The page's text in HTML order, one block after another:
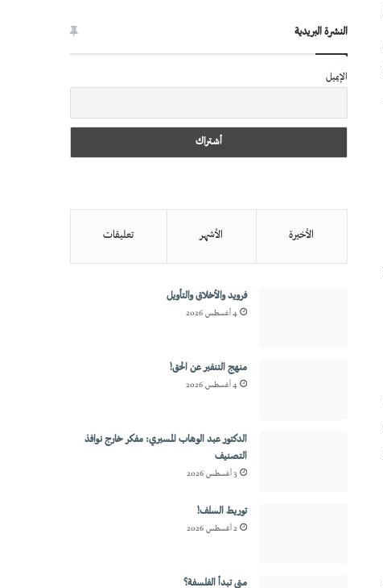
النشرة البريدية
الإيميل
الأخيرة الأشهر تعليقات
فرويد والأخلاق والتأويل
4 أغسطس 2026
منهج التنفير عن الحق!
4 أغسطس 2026
الدكتور عبد الوهاب المسيري: مفكر خارج نوافذ
التصنيف
3 أغسطس 2026
توريط السلف!
2 أغسطس 2026
متى تبدأ الفلسفة؟